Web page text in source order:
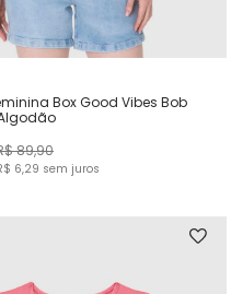
Box Good Vibes Bob
89,90
6,29 sem juros